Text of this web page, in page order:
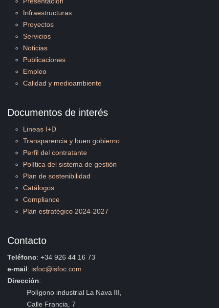
Infraestructuras
Proyectos
Servicios
Noticias
Publicaciones
Empleo
Calidad y medioambiente
Documentos de interés
Lineas I+D
Transparencia y buen gobierno
Perfil del contratante
Política del sistema de gestión
Plan de sostenibilidad
Catálogos
Compliance
Plan estratégico 2024-2027
Contacto
Teléfono: +34 926 44 16 73
e-mail: isfoc@isfoc.com
Dirección:
Polígono industrial La Nava III,
Calle Francia, 7